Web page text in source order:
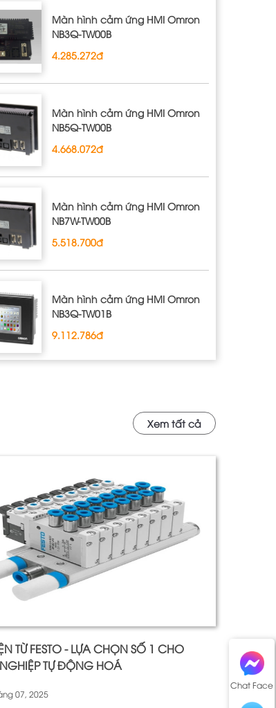
Chat Face
Màn hình cảm ứng HMI Omron
NB3Q‐TW00B
4.285.272đ
Màn hình cảm ứng HMI Omron
NB5Q‐TW00B
4.668.072đ
Màn hình cảm ứng HMI Omron
NB7W‐TW00B
5.518.700đ
Màn hình cảm ứng HMI Omron
NB3Q‐TW01B
9.112.786đ
TỪ FESTO - LỰA CHỌN SỐ 1 CHO
TỰ ĐỘNG HOÁ
07, 2025
Xem tất cả